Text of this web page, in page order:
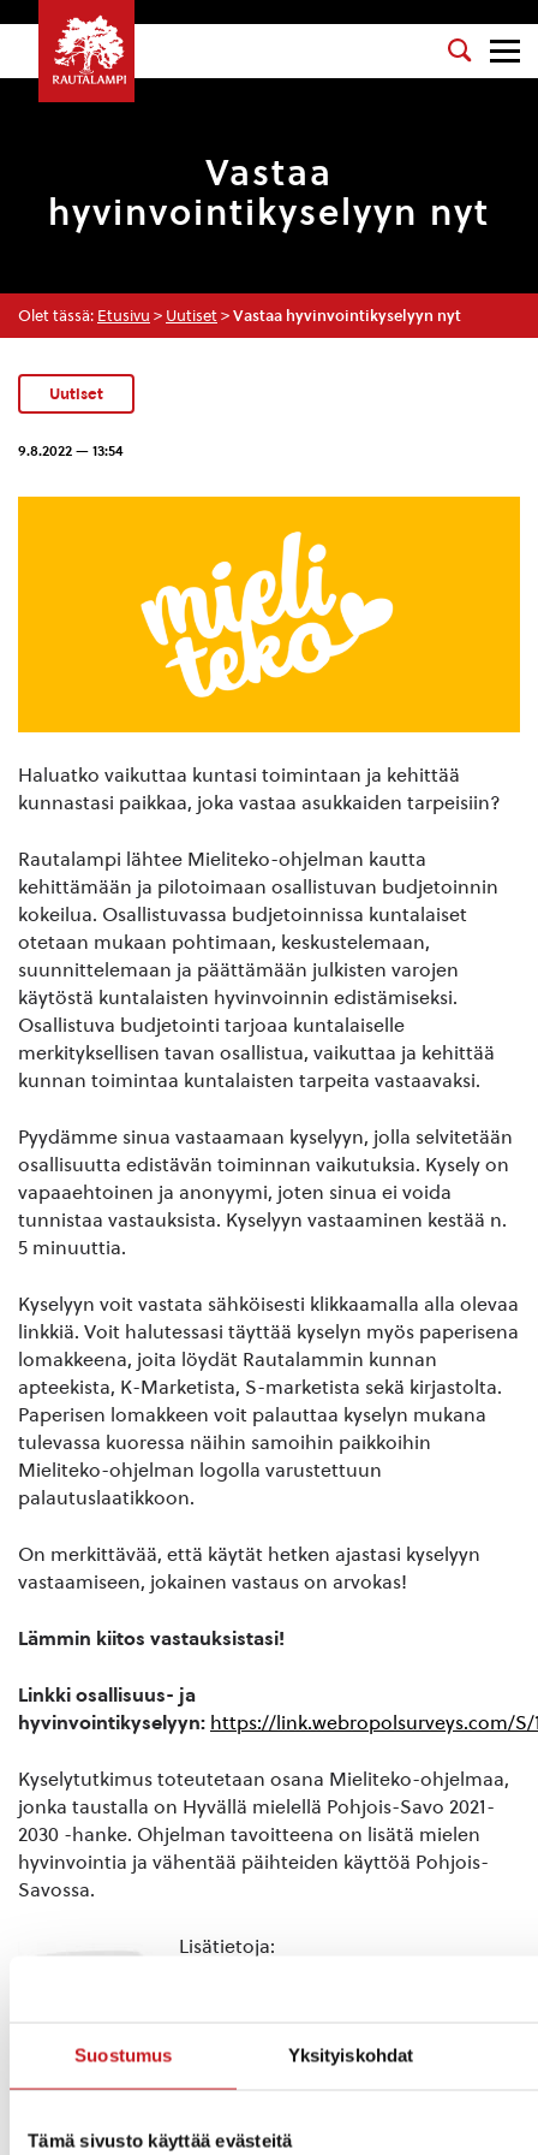
Suostumus Yksityiskohdat
Tämä sivusto käyttää evästeitä
Vastaa
hyvinvointikyselyyn nyt
Olet tässä: Etusivu > Uutiset > Vastaa hyvinvointikyselyyn nyt
Uutiset
9.8.2022 — 13:54
Haluatko vaikuttaa kuntasi toimintaan ja kehittää
kunnastasi paikkaa, joka vastaa asukkaiden tarpeisiin?
Rautalampi lähtee Mieliteko-ohjelman kautta
kehittämään ja pilotoimaan osallistuvan budjetoinnin
kokeilua. Osallistuvassa budjetoinnissa kuntalaiset
otetaan mukaan pohtimaan, keskustelemaan,
suunnittelemaan ja päättämään julkisten varojen
käytöstä kuntalaisten hyvinvoinnin edistämiseksi.
Osallistuva budjetointi tarjoaa kuntalaiselle
merkityksellisen tavan osallistua, vaikuttaa ja kehittää
kunnan toimintaa kuntalaisten tarpeita vastaavaksi.
Pyydämme sinua vastaamaan kyselyyn, jolla selvitetään
osallisuutta edistävän toiminnan vaikutuksia. Kysely on
vapaaehtoinen ja anonyymi, joten sinua ei voida
tunnistaa vastauksista. Kyselyyn vastaaminen kestää n.
5 minuuttia.
Kyselyyn voit vastata sähköisesti klikkaamalla alla olevaa
linkkiä. Voit halutessasi täyttää kyselyn myös paperisena
lomakkeena, joita löydät Rautalammin kunnan
apteekista, K-Marketista, S-marketista sekä kirjastolta.
Paperisen lomakkeen voit palauttaa kyselyn mukana
tulevassa kuoressa näihin samoihin paikkoihin
Mieliteko-ohjelman logolla varustettuun
palautuslaatikkoon.
On merkittävää, että käytät hetken ajastasi kyselyyn
vastaamiseen, jokainen vastaus on arvokas!
Lämmin kiitos vastauksistasi!
Linkki osallisuus- ja
hyvinvointikyselyyn: https://link.webropolsurveys.com/S/
Kyselytutkimus toteutetaan osana Mieliteko-ohjelmaa,
jonka taustalla on Hyvällä mielellä Pohjois-Savo 2021-
2030 -hanke. Ohjelman tavoitteena on lisätä mielen
hyvinvointia ja vähentää päihteiden käyttöä Pohjois-
Savossa.
Lisätietoja:
anu.leskinen@humak.fi
040 034 9359